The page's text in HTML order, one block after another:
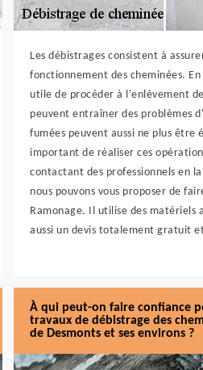
Les débistrages consistent à
fonctionnement des cheminées.
utile de procéder à l'enlèvement
peuvent entraîner des problèmes
fumées peuvent aussi ne plus être
important de réaliser ces
contactant des professionnels en
nous pouvons vous proposer de
Ramonage. Il utilise des matériels
aussi un devis totalement gratuit
À qui peut-on faire confiance
travaux de débistrage des
de Desmonts et ses environs ?